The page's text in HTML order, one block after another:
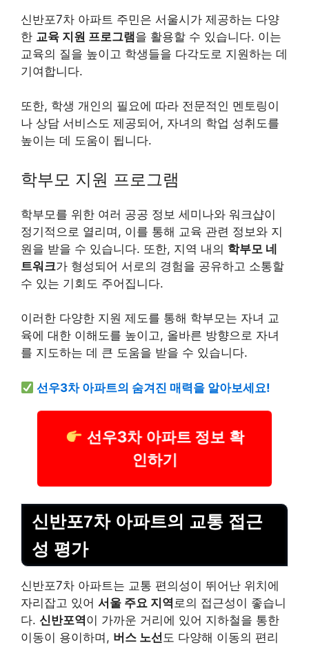
신반포7차 아파트 주민은 서울시가 제공하는 다양
한 교육 지원 프로그램을 활용할 수 있습니다. 이는
교육의 질을 높이고 학생들을 다각도로 지원하는 데
기여합니다.
또한, 학생 개인의 필요에 따라 전문적인 멘토링이
나 상담 서비스도 제공되어, 자녀의 학업 성취도를
높이는 데 도움이 됩니다.
학부모 지원 프로그램
학부모를 위한 여러 공공 정보 세미나와 워크샵이
정기적으로 열리며, 이를 통해 교육 관련 정보와 지
원을 받을 수 있습니다. 또한, 지역 내의 학부모 네
트워크가 형성되어 서로의 경험을 공유하고 소통할
수 있는 기회도 주어집니다.
이러한 다양한 지원 제도를 통해 학부모는 자녀 교
육에 대한 이해도를 높이고, 올바른 방향으로 자녀
를 지도하는 데 큰 도움을 받을 수 있습니다.
선우3차 아파트의 숨겨진 매력을 알아보세요!
선우3차 아파트 정보 확
인하기
신반포7차 아파트의 교통 접근
성 평가
신반포7차 아파트는 교통 편의성이 뛰어난 위치에
자리잡고 있어 서울 주요 지역로의 접근성이 좋습니
다. 신반포역이 가까운 거리에 있어 지하철을 통한
이동이 용이하며, 버스 노선도 다양해 이동의 편리